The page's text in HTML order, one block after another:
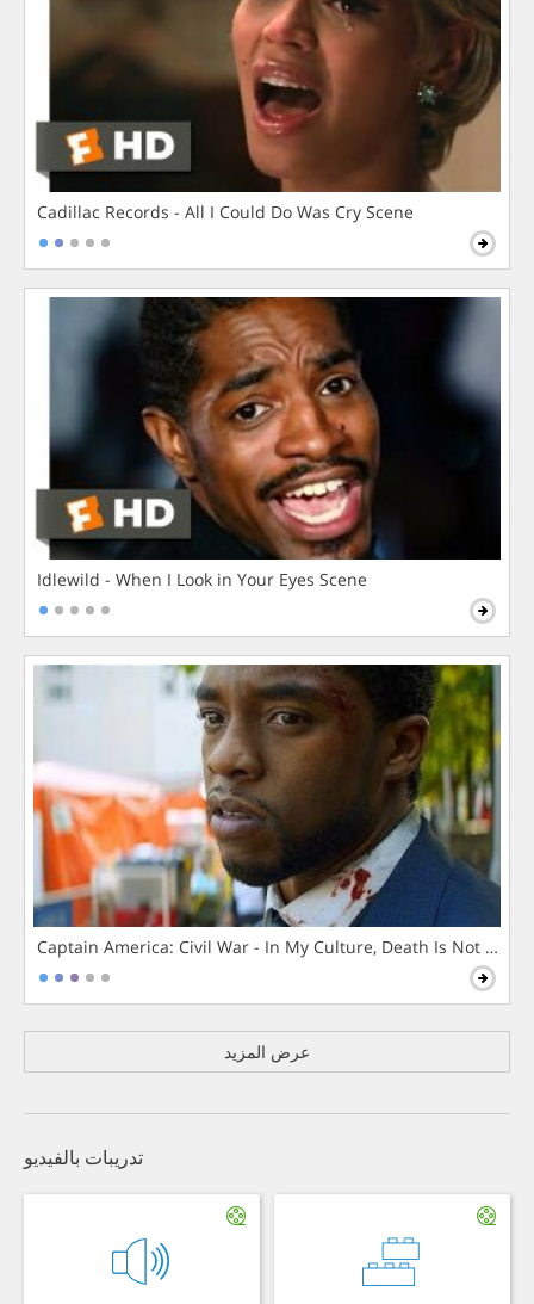
Cadillac Records - All I Could Do Was Cry Scene
Idlewild - When I Look in Your Eyes Scene
Captain America: Civil War - In My Culture, Death Is Not The
عرض المزيد
تدريبات بالفيديو